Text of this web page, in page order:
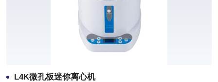
L4K微孔板迷你离心机